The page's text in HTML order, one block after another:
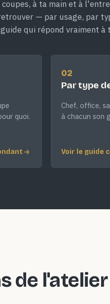
à ta main et à
— par usage, par
qui répond vraiment à
quoi.
02
Par type
Chef, office,
à chacun son
Voir le guide
de l'atelier